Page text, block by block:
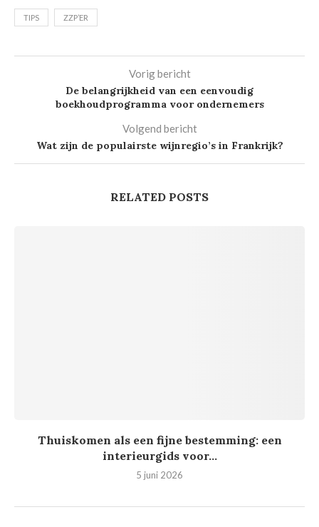
TIPS ZZP’ER
Vorig bericht
De belangrijkheid van een eenvoudig
boekhoudprogramma voor ondernemers
Volgend bericht
Wat zijn de populairste wijnregio’s in Frankrijk?
RELATED POSTS
Thuiskomen als een fijne bestemming: een
interieurgids voor...
5 juni 2026